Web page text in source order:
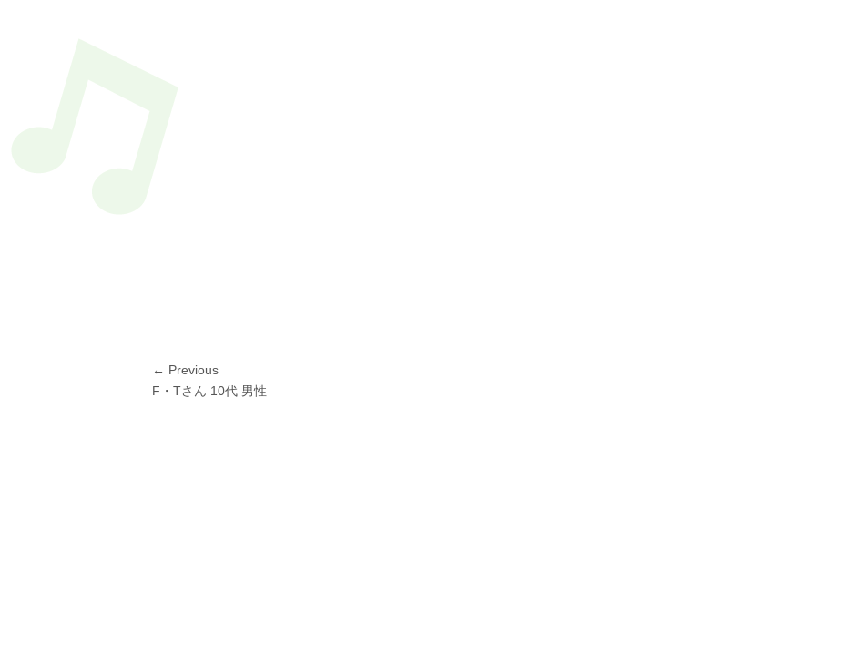
投
← Previous
Previous
F・Tさん 10代 男性